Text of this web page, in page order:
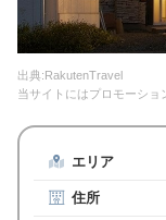
出典:RakutenTravel
当サイトにはプロモーショ
エリア
住所